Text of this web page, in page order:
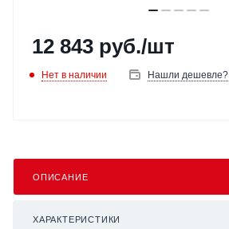
12 843 руб./шт
Нет в наличии Нашли дешевле?
ОПИСАНИЕ
ХАРАКТЕРИСТИКИ